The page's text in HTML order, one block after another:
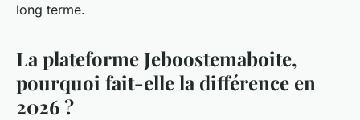
long terme.
La plateforme Jeboostemaboite,
pourquoi fait-elle la différence en
2026 ?